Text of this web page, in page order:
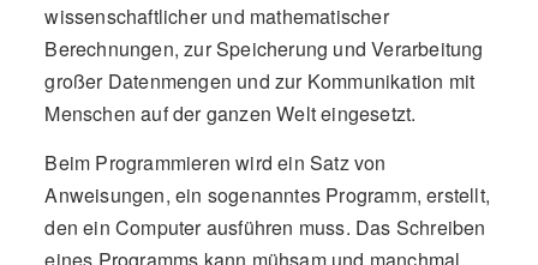
wissenschaftlicher und mathematischer
Berechnungen, zur Speicherung und Verarbeitung
großer Datenmengen und zur Kommunikation mit
Menschen auf der ganzen Welt eingesetzt.
Beim Programmieren wird ein Satz von
Anweisungen, ein sogenanntes Programm, erstellt,
den ein Computer ausführen muss. Das Schreiben
eines Programms kann mühsam und manchmal